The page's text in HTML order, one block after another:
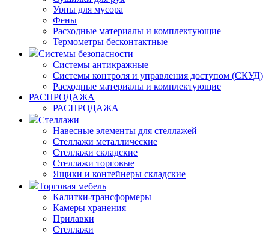
Урны для мусора
Фены
Расходные материалы и комплектующие
Термометры бесконтактные
Системы безопасности
Системы антикражные
Системы контроля и управления доступом (СКУД)
Расходные материалы и комплектующие
РАСПРОДАЖА
РАСПРОДАЖА
Стеллажи
Навесные элементы для стеллажей
Стеллажи металлические
Стеллажи складские
Стеллажи торговые
Ящики и контейнеры складские
Торговая мебель
Калитки-трансформеры
Камеры хранения
Прилавки
Стеллажи